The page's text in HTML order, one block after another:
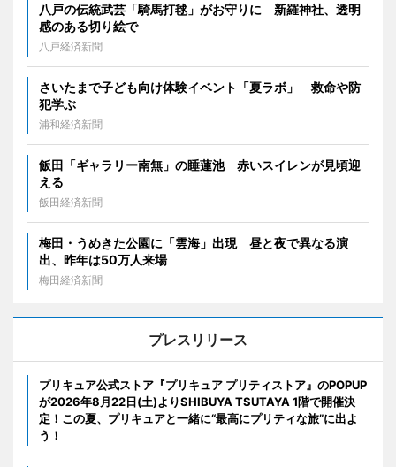
八戸の伝統武芸「騎馬打毬」がお守りに 新羅神社、透明
感のある切り絵で
八戸経済新聞
さいたまで子ども向け体験イベント「夏ラボ」 救命や防
犯学ぶ
浦和経済新聞
飯田「ギャラリー南無」の睡蓮池 赤いスイレンが見頃迎
える
飯田経済新聞
梅田・うめきた公園に「雲海」出現 昼と夜で異なる演
出、昨年は50万人来場
梅田経済新聞
プレスリリース
プリキュア公式ストア『プリキュア プリティストア』のPOPUP
が2026年8月22日(土)よりSHIBUYA TSUTAYA 1階で開催決
定！この夏、プリキュアと一緒に“最高にプリティな旅”に出よ
う！